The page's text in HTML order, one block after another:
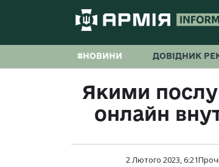
#НОВИНИ ДОВІДНИК
Якими
онлайн
2 Лютого 2023, 6:21